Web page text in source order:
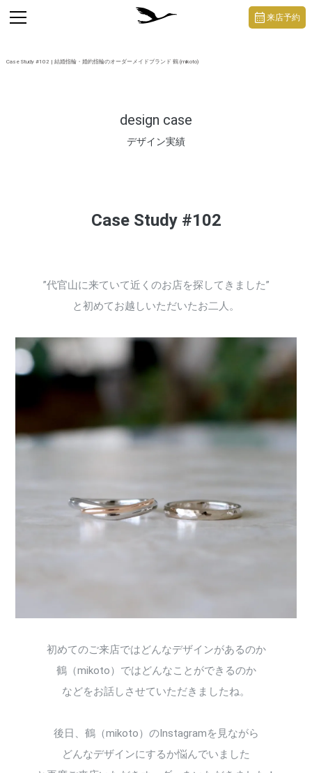
Case Study #102 | 結婚指輪・婚約指輪のオーダーメイドブランド 鶴 (mikoto)
design case
デザイン実績
toggle
navigation
来店予約
Case Study #102
”代官山に来ていて近くのお店を探してきました”
と初めてお越しいただいたお二人。
初めてのご来店ではどんなデザインがあるのか
鶴（mikoto）ではどんなことができるのか
などをお話しさせていただきましたね。
後日、鶴（mikoto）のInstagramを見ながら
どんなデザインにするか悩んでいました